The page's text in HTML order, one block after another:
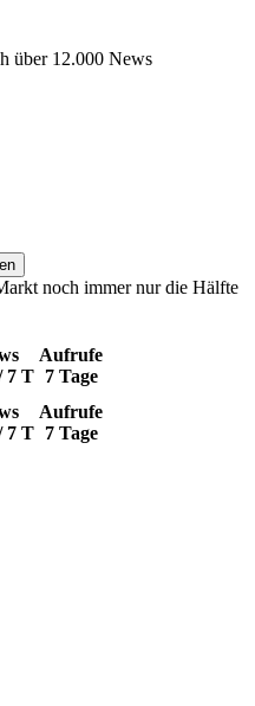
über 12.000 News
noch immer nur die Hälfte
7 T
Aufrufe
7 Tage
7 T
Aufrufe
7 Tage